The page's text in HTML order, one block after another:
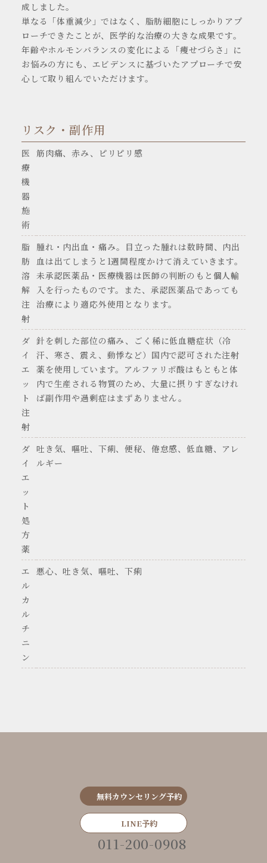
成しました。
単なる「体重減少」ではなく、脂肪細胞にしっかりアプ
ローチできたことが、医学的な治療の大きな成果です。
年齢やホルモンバランスの変化による「痩せづらさ」に
お悩みの方にも、エビデンスに基づいたアプローチで安
心して取り組んでいただけます。
リスク・副作用
医
療
機
器
施
術
筋肉痛、赤み、ピリピリ感
脂
肪
溶
解
注
射
腫れ・内出血・痛み。目立った腫れは数時間、内出
血は出てしまうと1週間程度かけて消えていきます。
未承認医薬品・医療機器は医師の判断のもと個人輸
入を行ったものです。また、承認医薬品であっても
治療により適応外使用となります。
ダ
イ
エ
ッ
ト
注
射
針を刺した部位の痛み、ごく稀に低血糖症状（冷
汗、寒さ、震え、動悸など）国内で認可された注射
薬を使用しています。アルファリポ酸はもともと体
内で生産される物質のため、大量に摂りすぎなけれ
ば副作用や過剰症はまずありません。
ダ
イ
エ
ッ
ト
処
方
薬
吐き気、嘔吐、下痢、便秘、倦怠感、低血糖、アレ
ルギー
エ
ル
カ
ル
チ
ニ
ン
悪心、吐き気、嘔吐、下痢
無料カウンセリング予約
LINE予約
011-200-0908